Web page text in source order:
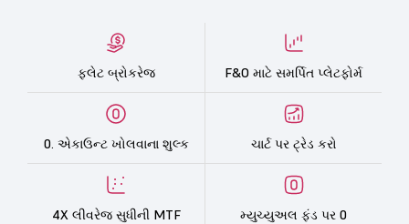
ફ્લેટ બ્રોકરેજ F&O માટે સમર્પિત પ્લેટફોર્મ
0. એકાઉન્ટ ખોલવાના શુલ્ક ચાર્ટ પર ટ્રેડ કરો
4X લીવરેજ સુધીની MTF
મ્યુચ્યુઅલ ફંડ પર 0